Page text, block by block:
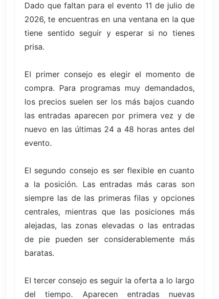
Dado que faltan para el evento 11 de julio de
2026, te encuentras en una ventana en la que
tiene sentido seguir y esperar si no tienes
prisa.
El primer consejo es elegir el momento de
compra. Para programas muy demandados,
los precios suelen ser los más bajos cuando
las entradas aparecen por primera vez y de
nuevo en las últimas 24 a 48 horas antes del
evento.
El segundo consejo es ser flexible en cuanto
a la posición. Las entradas más caras son
siempre las de las primeras filas y opciones
centrales, mientras que las posiciones más
alejadas, las zonas elevadas o las entradas
de pie pueden ser considerablemente más
baratas.
El tercer consejo es seguir la oferta a lo largo
del tiempo. Aparecen entradas nuevas